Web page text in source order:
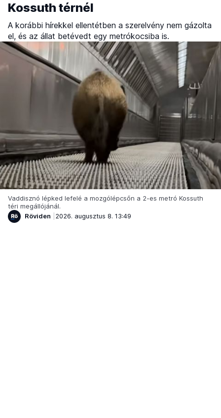
Kossuth térnél
A korábbi hírekkel ellentétben a szerelvény nem gázolta
el, és az állat betévedt egy metrókocsiba is.
Vaddisznó lépked lefelé a mozgólépcsőn a 2-es metró Kossuth
téri megállójánál.
Röviden
2026. augusztus 8. 13:49